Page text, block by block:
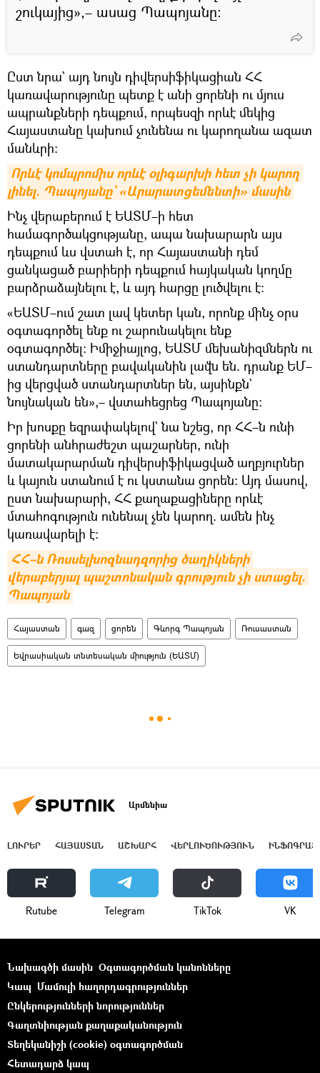
շուկայից»,– ասաց Պապոյանը։
Ըստ նրա` այդ նույն դիվերսիֆիկացիան ՀՀ
կառավարությունը պետք է անի ցորենի ու մյուս
ապրանքների դեպքում, որպեսզի որևէ մեկից
Հայաստանը կախում չունենա ու կարողանա ազատ
մանևրի։
Որևէ կոմպրոմիս որևէ օլիգարխի հետ չի կարող
լինել. Պապոյանը` «Արարատցեմենտի» մասին
Ինչ վերաբերում է ԵԱՏՄ–ի հետ
համագործակցությանը, ապա նախարարն այս
դեպքում ևս վստահ է, որ Հայաստանի դեմ
ցանկացած բարիերի դեպքում հայկական կողմը
բարձրաձայնելու է, և այդ հարցը լուծվելու է։
«ԵԱՏՄ–ում շատ լավ կետեր կան, որոնք մինչ օրս
օգտագործել ենք ու շարունակելու ենք
օգտագործել։ Իմիջիայլոց, ԵԱՏՄ մեխանիզմներն ու
ստանդարտները բավականին լավն են. դրանք ԵՄ–
ից վերցված ստանդարտներ են, այսինքն`
նույնական են»,– վստահեցրեց Պապոյանը։
Իր խոսքը եզրափակելով` նա նշեց, որ ՀՀ–ն ունի
ցորենի անհրաժեշտ պաշարներ, ունի
մատակարարման դիվերսիֆիկացված աղբյուրներ
և կայուն ստանում է ու կստանա ցորեն։ Այդ մասով,
ըստ նախարարի, ՀՀ քաղաքացիները որևէ
մտահոգություն ունենալ չեն կարող. ամեն ինչ
կառավարելի է։
ՀՀ–ն Ռոսսելխոզնադզորից ծաղիկների
վերաբերյալ պաշտոնական գրություն չի ստացել.
Պապոյան
Հայաստան գազ ցորեն Գևորգ Պապոյան Ռուսաստան
Եվրասիական տնտեսական միություն (ԵԱՏՄ)
Արմենիա
ԼՈՒՐԵՐ ՀԱՅԱՍՏԱՆ ԱՇԽԱՐՀ ՎԵՐԼՈՒԾՈՒԹՅՈՒՆ
Rutube Telegram ТikТоk VK
Նախագծի մասին Օգտագործման կանոնները
Կապ Մամուլի հաղորդագրություններ
Ընկերությունների նորություններ
Գաղտնիության քաղաքականություն
Տեղեկանիշի (cookie) օգտագործման
Հետադարձ կապ